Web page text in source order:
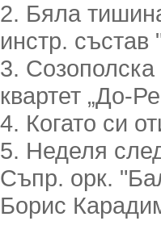
2. Бяла
инстр.
3.
квартет „До-
4. Когато си
5. Неделя
Съпр. орк.
Борис